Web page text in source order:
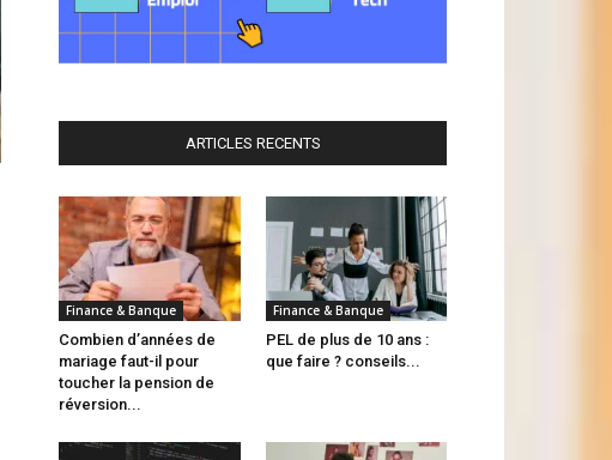
ARTICLES RECENTS
Finance & Banque
Combien d’années de
mariage faut-il pour
toucher la pension de
réversion...
Finance & Banque
PEL de plus de 10 ans :
que faire ? conseils...